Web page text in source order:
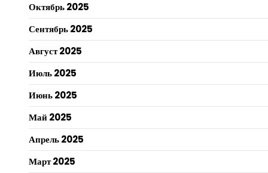
Октябрь 2025
Сентябрь 2025
Август 2025
Июль 2025
Июнь 2025
Май 2025
Апрель 2025
Март 2025